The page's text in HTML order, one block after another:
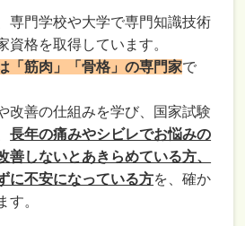
専門学校や大学で専門知識技術
資格を取得しています。
「筋肉」「骨格」の専門家で
改善の仕組みを学び、国家試験
長年の痛みやシビレでお悩みの
善しないとあきらめている方、
に不安になっている方を、確か
す。